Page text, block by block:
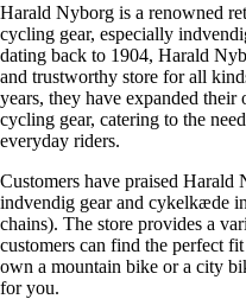
Harald Nyborg is a renowned
cycling gear, especially
dating back to 1904, Harald
and trustworthy store for all
years, they have expanded
cycling gear, catering to the
everyday riders.
Customers have praised
indvendig gear and cykelkæde
chains). The store provides a
customers can find the perfect
own a mountain bike or a city
for you.